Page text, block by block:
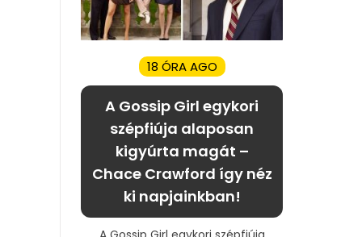
18 ÓRA AGO
A Gossip Girl egykori
szépfiúja alaposan
kigyúrta magát –
Chace Crawford így néz
ki napjainkban!